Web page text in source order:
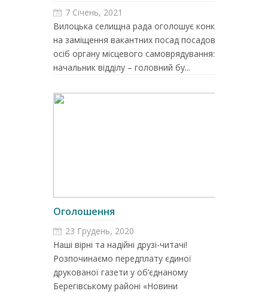
7 Січень, 2021
Вилоцька селищна рада оголошує конкурс
на заміщення вакантних посад посадових
осіб органу місцевого самоврядування: –
начальник відділу – головний бу...
Оголошення
23 Грудень, 2020
Наші вірні та надійні друзі-читачі!
Розпочинаємо передплату єдиної
друкованої газети у об’єднаному
Берегівському районі «Новини